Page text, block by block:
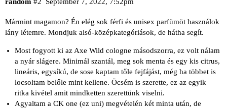
Mármint magamon? Én elég sok férfi és unisex parfümöt használok
lány létemre. Mondjuk alsó-középkategóriások, de hátha segít.
Most fogyott ki az Axe Wild cologne másodszorra, ez volt nálam
a nyár slágere. Minimál szantál, meg sok menta és egy kis citrus,
lineáris, egysíkú, de sose kaptam tőle fejfájást, még ha többet is
locsoltam belőle mint kellene. Öcsém is szerette, ez az egyik
ritka kivétel amit mindketten szerettünk viselni.
Agyaltam a CK one (ez uni) megvételén két minta után, de